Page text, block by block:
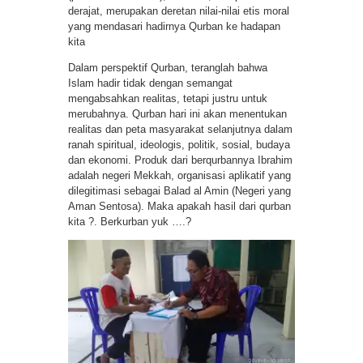
derajat, merupakan deretan nilai-nilai etis moral
yang mendasari hadirnya Qurban ke hadapan
kita
Dalam perspektif Qurban, teranglah bahwa
Islam hadir tidak dengan semangat
mengabsahkan realitas, tetapi justru untuk
merubahnya. Qurban hari ini akan menentukan
realitas dan peta masyarakat selanjutnya dalam
ranah spiritual, ideologis, politik, sosial, budaya
dan ekonomi. Produk dari berqurbannya Ibrahim
adalah negeri Mekkah, organisasi aplikatif yang
dilegitimasi sebagai Balad al Amin (Negeri yang
Aman Sentosa). Maka apakah hasil dari qurban
kita ?. Berkurban yuk ….?